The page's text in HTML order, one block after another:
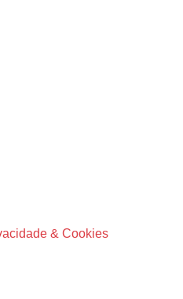
& Cookies